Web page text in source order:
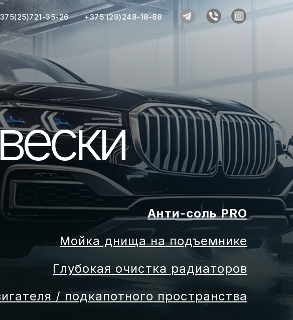
+375 (29)248-18-88
35-26
Мойка днища на подъемнике
Глубокая очистка радиаторов
Анти-соль PRO
/ подкапотного пространства